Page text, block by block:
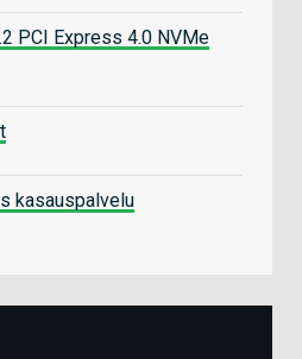
PCI Express 4.0 NVMe
kasauspalvelu